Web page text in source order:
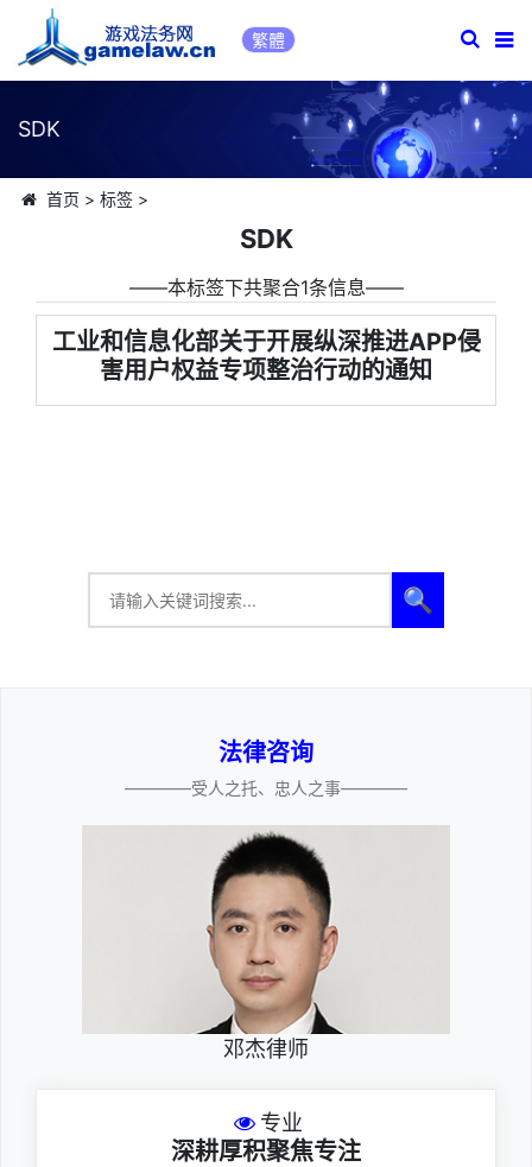
繁體
SDK
首页 > 标签>
SDK
――本标签下共聚合1条信息――
工业和信息化部关于开展纵深推进APP侵
害用户权益专项整治行动的通知
🔍
法律咨询
————受人之托、忠人之事————
邓杰律师
专业
深耕厚积聚焦专注